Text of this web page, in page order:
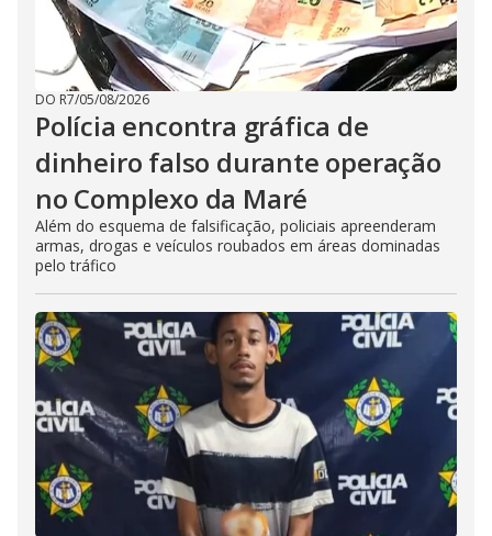
DO R7/05/08/2026
Polícia encontra gráfica de
dinheiro falso durante operação
no Complexo da Maré
Além do esquema de falsificação, policiais apreenderam
armas, drogas e veículos roubados em áreas dominadas
pelo tráfico